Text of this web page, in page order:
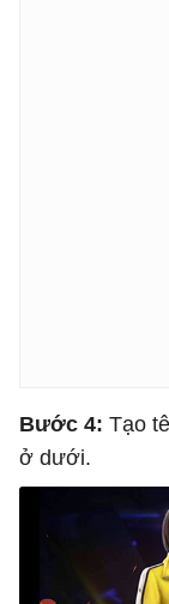
Bước 4: Tạo
ở dưới.